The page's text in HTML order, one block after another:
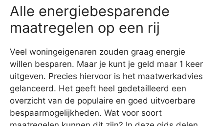
Alle energiebesparende
maatregelen op een rij
Veel woningeigenaren zouden graag energie
willen besparen. Maar je kunt je geld maar 1 keer
uitgeven. Precies hiervoor is het maatwerkadvies
gelanceerd. Het geeft heel gedetailleerd een
overzicht van de populaire en goed uitvoerbare
bespaarmogelijkheden. Wat voor soort